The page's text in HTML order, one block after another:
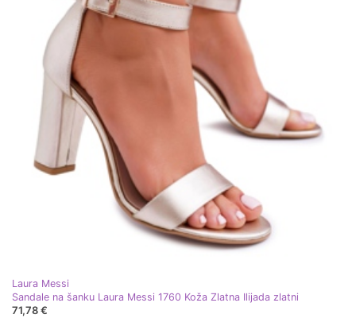
Laura Messi
Sandale na šanku Laura Messi 1760 Koža Zlatna Ilijada zlatni
71,78 €